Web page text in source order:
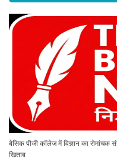
बेसिक पीजी कॉलेज में विज्ञान का रोमांचक
खिताब